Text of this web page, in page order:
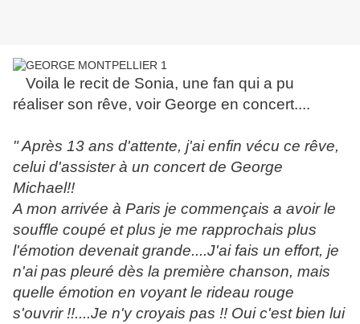
Voila le recit de Sonia, une fan qui a pu
réaliser son rêve, voir George en concert....
" Après 13 ans d'attente, j'ai enfin vécu ce rêve,
celui d'assister à un concert de George
Michael!!
A mon arrivée à Paris je commençais a avoir le
souffle coupé et plus je me rapprochais plus
l'émotion devenait grande....J'ai fais un effort, je
n'ai pas pleuré dès la première chanson, mais
quelle émotion en voyant le rideau rouge
s'ouvrir !!....Je n'y croyais pas !! Oui c'est bien lui